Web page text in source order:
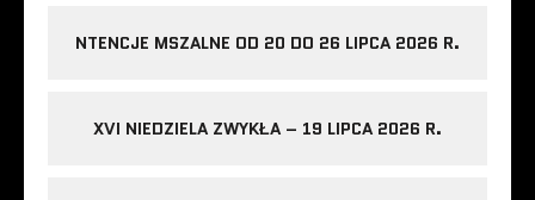
NTENCJE MSZALNE OD 20 DO 26 LIPCA 2026 R.
XVI NIEDZIELA ZWYKŁA – 19 LIPCA 2026 R.